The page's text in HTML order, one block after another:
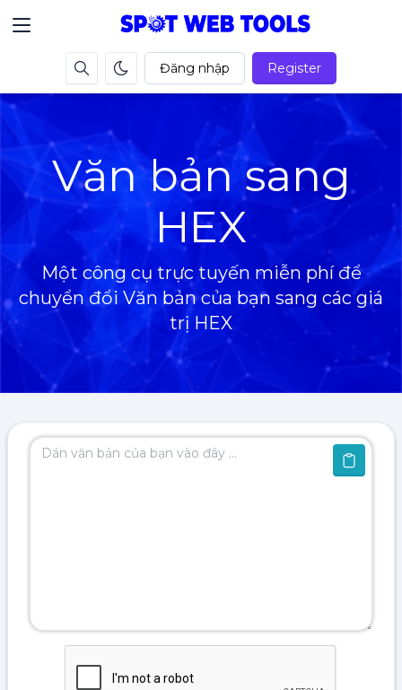
Đăng nhập Register
Văn bản sang
HEX
Một công cụ trực tuyến miễn phí để
chuyển đổi Văn bản của bạn sang các giá
trị HEX